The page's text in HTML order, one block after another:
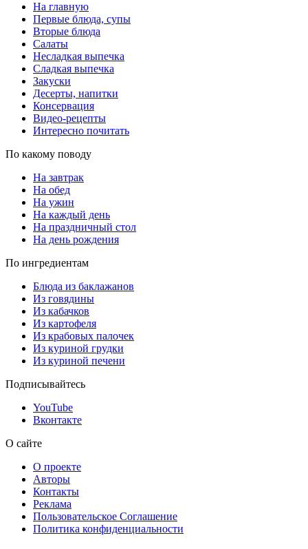
На главную
Первые блюда, супы
Вторые блюда
Салаты
Несладкая выпечка
Сладкая выпечка
Закуски
Десерты, напитки
Консервация
Видео-рецепты
Интересно почитать
По какому поводу
На завтрак
На обед
На ужин
На каждый день
На праздничный стол
На день рождения
По ингредиентам
Блюда из баклажанов
Из говядины
Из кабачков
Из картофеля
Из крабовых палочек
Из куриной грудки
Из куриной печени
Подписывайтесь
YouTube
Вконтакте
О сайте
О проекте
Авторы
Контакты
Реклама
Пользовательское Соглашение
Политика конфиденциальности